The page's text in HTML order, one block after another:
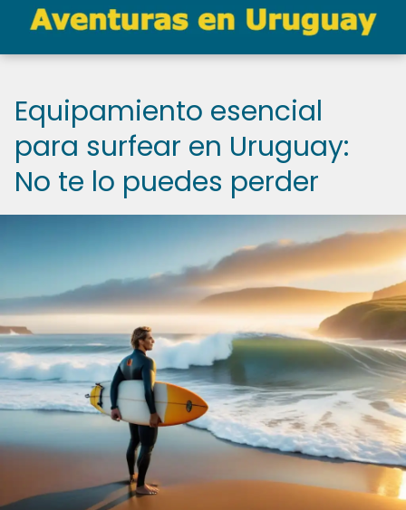
Equipamiento esencial
para surfear en Uruguay:
No te lo puedes perder